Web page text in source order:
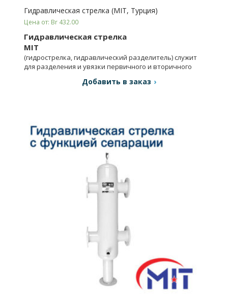
Гидравлическая стрелка (MIT, Турция)
Цена от: Br 432.00
Гидравлическая стрелка
MIT
(гидрострелка, гидравлический разделитель) служит
для разделения и увязки первичного и вторичного
Добавить в заказ